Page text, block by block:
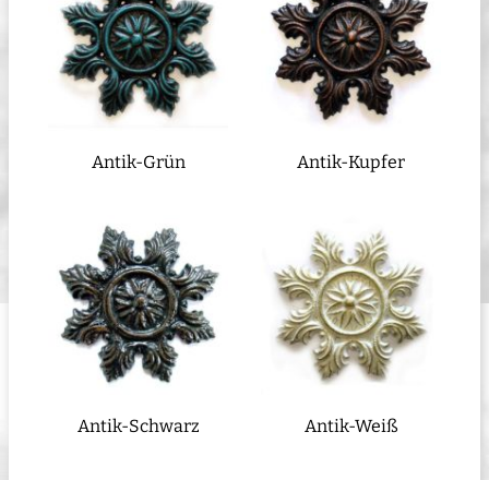
Antik-Grün Antik-Kupfer
Antik-Schwarz Antik-Weiß